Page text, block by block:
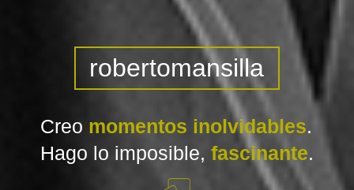
robertomansilla
Creo momentos inolvidables.
Hago lo imposible, fascinante.